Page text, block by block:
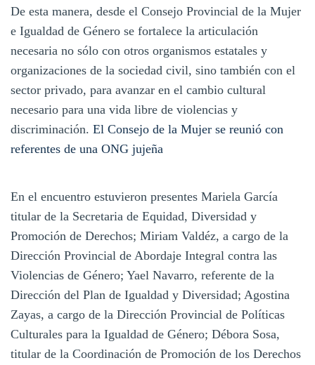
De esta manera, desde el Consejo Provincial de la Mujer
e Igualdad de Género se fortalece la articulación
necesaria no sólo con otros organismos estatales y
organizaciones de la sociedad civil, sino también con el
sector privado, para avanzar en el cambio cultural
necesario para una vida libre de violencias y
discriminación. El Consejo de la Mujer se reunió con
referentes de una ONG jujeña
En el encuentro estuvieron presentes Mariela García
titular de la Secretaria de Equidad, Diversidad y
Promoción de Derechos; Miriam Valdéz, a cargo de la
Dirección Provincial de Abordaje Integral contra las
Violencias de Género; Yael Navarro, referente de la
Dirección del Plan de Igualdad y Diversidad; Agostina
Zayas, a cargo de la Dirección Provincial de Políticas
Culturales para la Igualdad de Género; Débora Sosa,
titular de la Coordinación de Promoción de los Derechos